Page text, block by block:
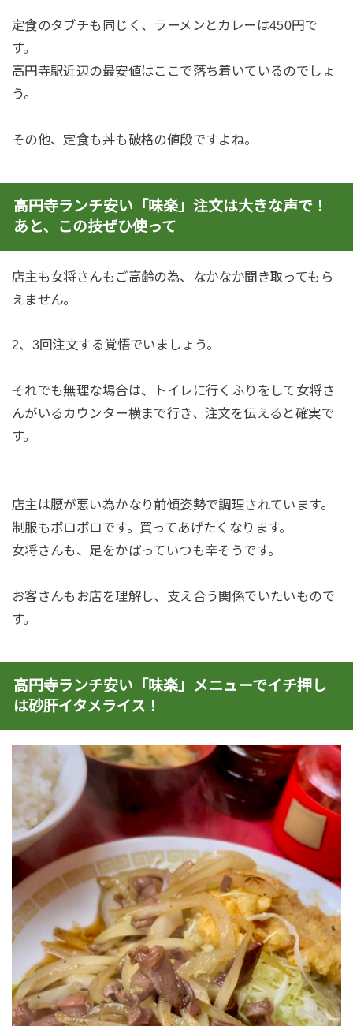
定食のタブチも同じく、ラーメンとカレーは450円で
す。
高円寺駅近辺の最安値はここで落ち着いているのでしょ
う。
その他、定食も丼も破格の値段ですよね。
高円寺ランチ安い「味楽」注文は大きな声で！
あと、この技ぜひ使って
店主も女将さんもご高齢の為、なかなか聞き取ってもら
えません。
2、3回注文する覚悟でいましょう。
それでも無理な場合は、トイレに行くふりをして女将さ
んがいるカウンター横まで行き、注文を伝えると確実で
す。
店主は腰が悪い為かなり前傾姿勢で調理されています。
制服もボロボロです。買ってあげたくなります。
女将さんも、足をかばっていつも辛そうです。
お客さんもお店を理解し、支え合う関係でいたいもので
す。
高円寺ランチ安い「味楽」メニューでイチ押し
は砂肝イタメライス！